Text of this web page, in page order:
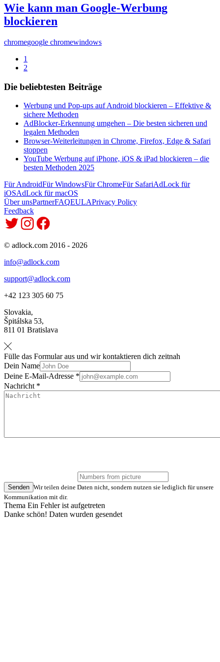
Wie kann man Google-Werbung
blockieren
chromegoogle chromewindows
1
2
Die beliebtesten Beiträge
Werbung und Pop-ups auf Android blockieren – Effektive &
sichere Methoden
AdBlocker-Erkennung umgehen – Die besten sicheren und
legalen Methoden
Browser-Weiterleitungen in Chrome, Firefox, Edge & Safari
stoppen
YouTube Werbung auf iPhone, iOS & iPad blockieren – die
besten Methoden 2025
Für AndroidFür WindowsFür ChromeFür SafariAdLock für
iOSAdLock für macOS
Über unsPartnerFAQEULAPrivacy Policy
Feedback
© adlock.com 2016 - 2026
info@adlock.com
support@adlock.com
+42 123 305 60 75
Slovakia,
Špitálska 53,
811 01 Bratislava
Fülle das Formular aus und wir kontaktieren dich zeitnah
Dein Name
Deine E-Mail-Adresse *
Nachricht *
Senden Wir teilen deine Daten nicht, sondern nutzen sie lediglich für unsere
Kommunikation mit dir.
Thema Ein Fehler ist aufgetreten
Danke schön! Daten wurden gesendet